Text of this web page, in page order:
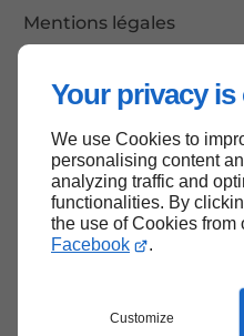
Your privacy
We use Cookies to
personalising content
analyzing traffic and
functionalities. By
the use of Cookies from
Facebook
.
Customize
Mentions légales
Haut